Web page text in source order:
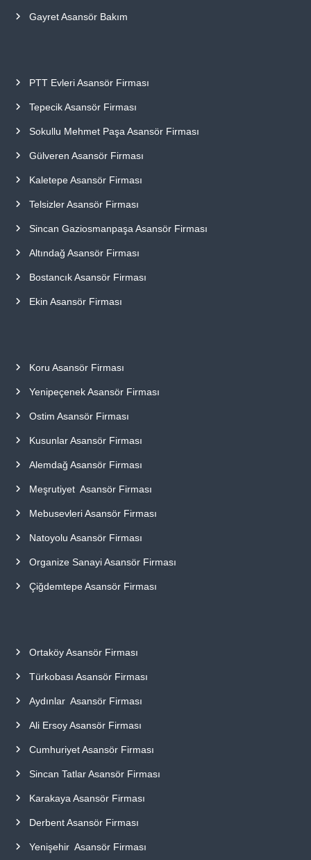
Gayret Asansör Bakım
PTT Evleri Asansör Firması
Tepecik Asansör Firması
Sokullu Mehmet Paşa Asansör Firması
Gülveren Asansör Firması
Kaletepe Asansör Firması
Telsizler Asansör Firması
Sincan Gaziosmanpaşa Asansör Firması
Altındağ Asansör Firması
Bostancık Asansör Firması
Ekin Asansör Firması
Koru Asansör Firması
Yenipeçenek Asansör Firması
Ostim Asansör Firması
Kusunlar Asansör Firması
Alemdağ Asansör Firması
Meşrutiyet Asansör Firması
Mebusevleri Asansör Firması
Natoyolu Asansör Firması
Organize Sanayi Asansör Firması
Çiğdemtepe Asansör Firması
Ortaköy Asansör Firması
Türkobası Asansör Firması
Aydınlar Asansör Firması
Ali Ersoy Asansör Firması
Cumhuriyet Asansör Firması
Sincan Tatlar Asansör Firması
Karakaya Asansör Firması
Derbent Asansör Firması
Yenişehir Asansör Firması